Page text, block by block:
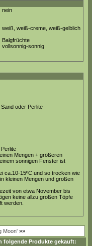
nein
weiß, weiß-creme, weiß-gelblich
Balgfrüchte
vollsonnig-sonnig
oder Perlite
Mengen + größeren
sonnigen Fenster ist
ca.10-15ºC und so trocken wie
kleinen Mengen und großen
von etwa November bis
keine allzu großen Töpfe
werden.
Moon' »»
folgende Produkte gekauft: